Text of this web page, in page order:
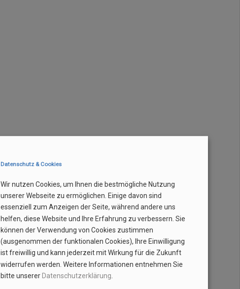
Datenschutz & Cookies
Wir nutzen Cookies, um Ihnen die bestmögliche Nutzung
unserer Webseite zu ermöglichen. Einige davon sind
essenziell zum Anzeigen der Seite, während andere uns
helfen, diese Website und Ihre Erfahrung zu verbessern. Sie
können der Verwendung von Cookies zustimmen
(ausgenommen der funktionalen Cookies), Ihre Einwilligung
ist freiwillig und kann jederzeit mit Wirkung für die Zukunft
widerrufen werden. Weitere Informationen entnehmen Sie
bitte unserer Datenschutzerklärung